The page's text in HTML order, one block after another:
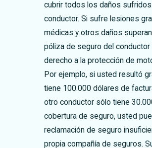
cubrir todos los daños
conductor. Si sufre lesiones
médicas y otros daños
póliza de seguro del conductor
derecho a la protección de
Por ejemplo, si usted resultó
tiene 100.000 dólares de
otro conductor sólo tiene
cobertura de seguro, usted
reclamación de seguro
propia compañía de seguros.